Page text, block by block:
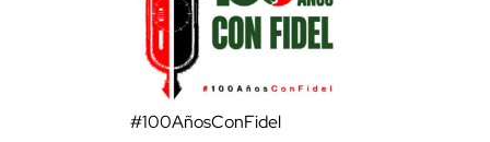
#100AñosConFidel